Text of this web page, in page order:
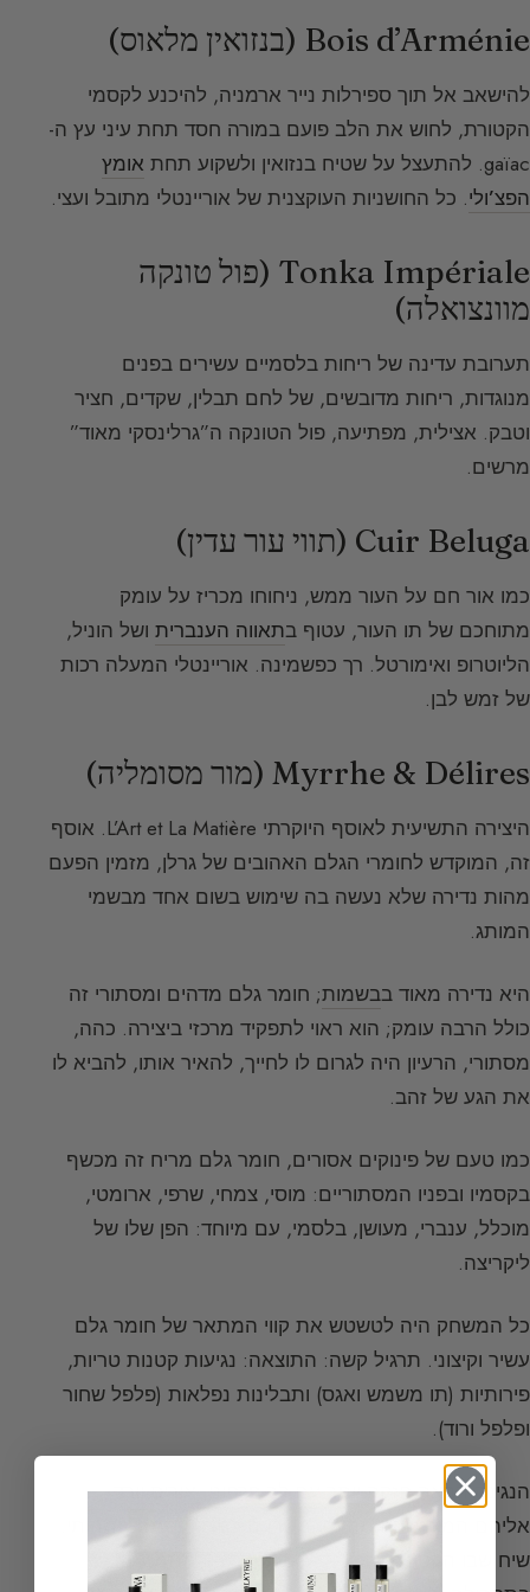
Bois d’Arménie (בנזואין מלאוס)
להישאב אל תוך ספירלות נייר ארמניה, להיכנע לקסמי
הקטורת, לחוש את הלב פועם במורה חסד תחת עיני עץ ה-
gaïac. להתעצל על שטיח בנזואין ולשקוע תחת
אומץ
הפצ’ולי. כל החושניות העוקצנית של אוריינטלי מתובל ועצי.
Tonka Impériale (פול טונקה
מוונצואלה)
תערובת עדינה של ריחות בלסמיים עשירים בפנים
מנוגדות, ריחות מדובשים, של לחם תבלין, שקדים, חציר
וטבק. אצילית, מפתיעה, פול הטונקה ה”גרלינסקי מאוד”
מרשים.
Cuir Beluga (תווי עור עדין)
כמו אור חם על העור ממש, ניחוחו מכריז על עומק
מתוחכם של תו העור, עטוף בתאווה הענברית ושל הוניל,
הליוטרופ ואימורטל. רך כפשמינה. אוריינטלי המעלה רכות
של זמש לבן.
Myrrhe & Délires (מור מסומליה)
היצירה התשיעית לאוסף היוקרתי L’Art et La Matière. אוסף
זה, המוקדש לחומרי הגלם האהובים של גרלן, מזמין הפעם
מהות נדירה שלא נעשה בה שימוש בשום אחד מבשמי
המותג.
היא נדירה מאוד בבשמות; חומר גלם מדהים ומסתורי זה
כולל הרבה עומק; הוא ראוי לתפקיד מרכזי ביצירה. כהה,
מסתורי, הרעיון היה לגרום לו לחייך, להאיר אותו, להביא לו
את הגע של זהב.
כמו טעם של פינוקים אסורים, חומר גלם מריח זה מכשף
בקסמיו ובפניו המסתוריים: מוסי, צמחי, שרפי, ארומטי,
מוכלל, ענברי, מעושן, בלסמי, עם מיוחד: הפן שלו של
ליקריצה.
כל המשחק היה לטשטש את קווי המתאר של חומר גלם
עשיר וקיצוני. תרגיל קשה: התוצאה: נגיעות קטנות טריות,
פירותיות (תו משמש ואגס) ותבלינות נפלאות (פלפל שחור
ופלפל ורוד).
הנגינה הבאה חזקה יותר עם לב פרחוני, איריס וורד,
אליהם המור כופה תנועה ומשרעה בגודל קסמם המהותי.
שיח שבו הקטורת, הפצ’ולי ורמז ליקריצה מתמזגים